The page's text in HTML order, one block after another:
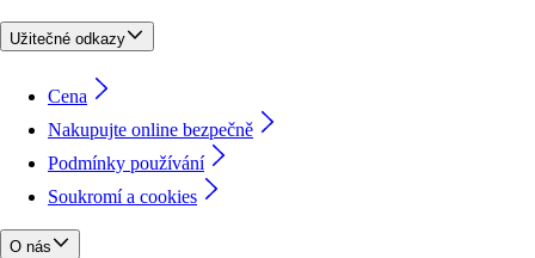
Užitečné odkazy
Cena
Nakupujte online bezpečně
Podmínky používání
Soukromí a cookies
O nás